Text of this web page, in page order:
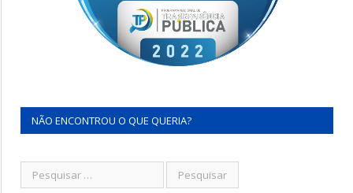
NÃO ENCONTROU O QUE QUERIA?